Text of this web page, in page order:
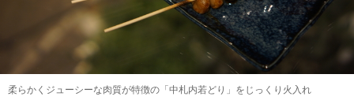
柔らかくジューシーな肉質が特徴の「中札内若どり」をじっくり火入れ